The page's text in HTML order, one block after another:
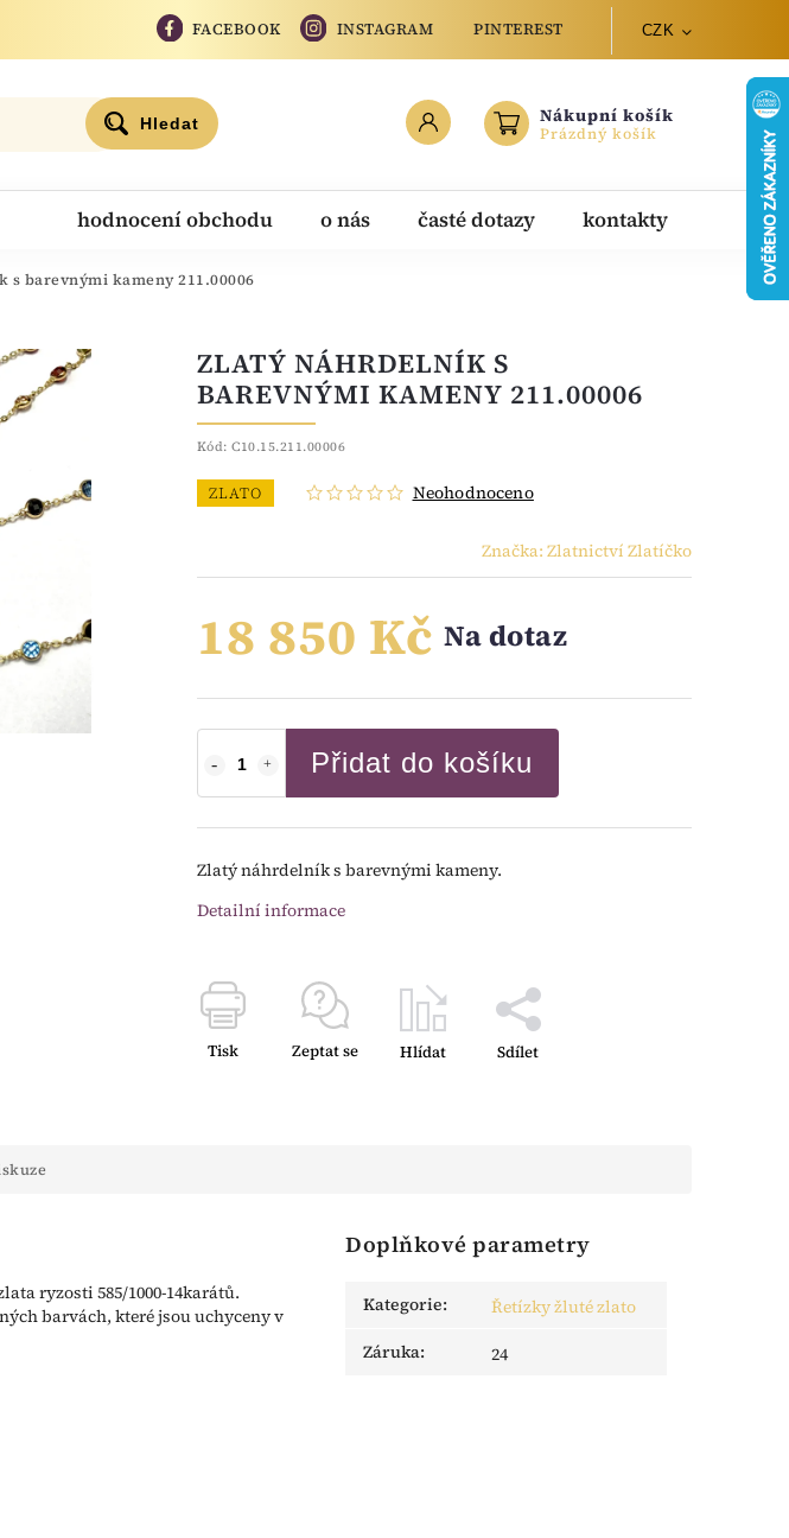
FACEBOOK INSTAGRAM PINTEREST CZK
Hledat Nákupní košík
Prázdný košík
hodnocení obchodu o nás časté dotazy kontakty
s barevnými kameny 211.00006
ZLATÝ NÁHRDELNÍK S
BAREVNÝMI KAMENY 211.00006
Kód: C10.15.211.00006
ZLATO Neohodnoceno
Značka: Zlatnictví Zlatíčko
18 850 Kč Na dotaz
Přidat do košíku
Zlatý náhrdelník s barevnými kameny.
Detailní informace
Tisk Zeptat se Hlídat Sdílet
ryzosti 585/1000-14karátů.
barvách, které jsou uchyceny v
Doplňkové parametry
Kategorie:
Řetízky žluté zlato
Záruka: 24